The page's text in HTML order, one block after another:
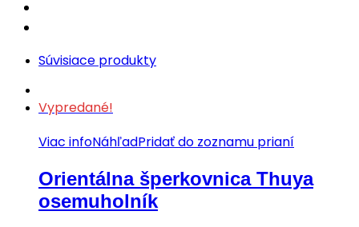
Súvisiace produkty
Vypredané!
Viac infoNáhľadPridať do zoznamu prianí
Orientálna šperkovnica Thuya
osemuholník